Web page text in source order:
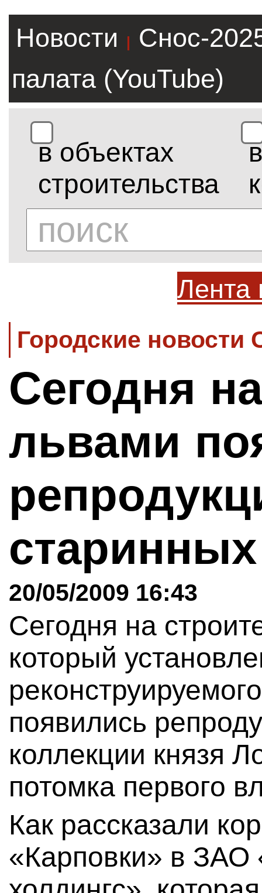
Новости |
Снос-
палата (YouTube)
в объектах
строительства
в
Лента
Городские новости
Сегодня
львами
20/05/2009 16:43
Сегодня на
который
появились
коллекции князя
потомка первого
Как рассказали
«Карповки» в ЗАО